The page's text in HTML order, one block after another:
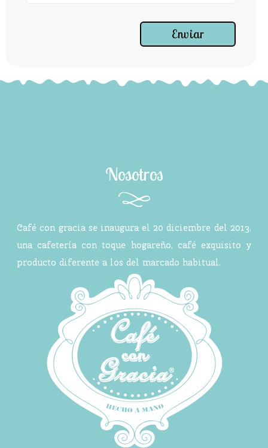
Nosotros
Café con gracia se inaugura el 20 diciembre del 2013,
una cafetería con toque hogareño, café exquisito y
producto diferente a los del marcado habitual.